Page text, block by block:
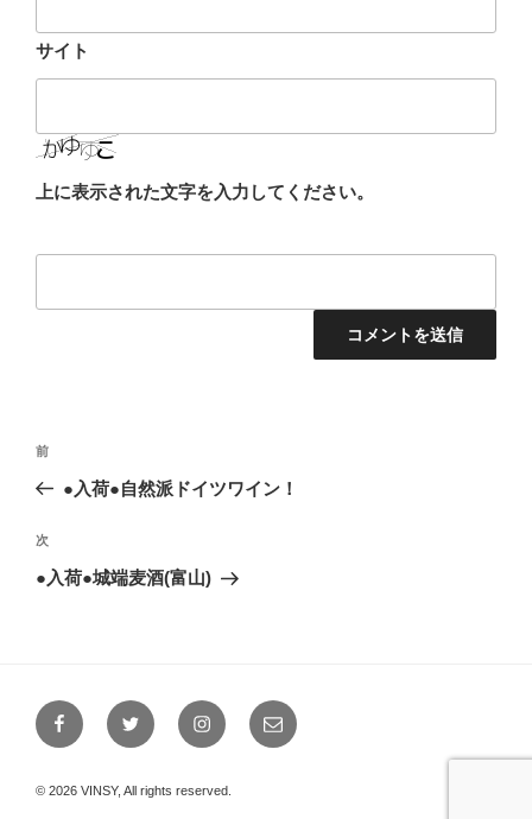
サイト
上に表示された文字を入力してください。
投
ナ
ビ
ゲ
ン
前
の
稿
前
●入荷●自然派ドイツワイン！
次
の
次
●入荷●城端麦酒(富山)
FacebookTwitter Instagramメ
ー
© 2026 VINSY, All rights reserved.